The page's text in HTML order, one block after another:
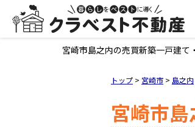
宮崎市島之内の売買新築一戸建
トップ > 宮崎市 > 島之内
宮崎市